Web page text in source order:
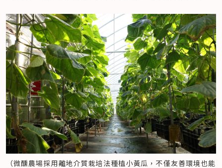
（微醺農場採用離地介質栽培法種植小黃瓜，不僅友善環境也能